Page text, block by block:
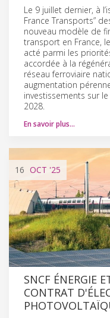
Le 9 juillet dernier, à
France Transports”
nouveau modèle de
transport en France,
acté parmi les
accordée à la
réseau ferroviaire
augmentation
investissements sur
2028.
En savoir plus…
16 OCT '25
SNCF ÉNERGIE
CONTRAT